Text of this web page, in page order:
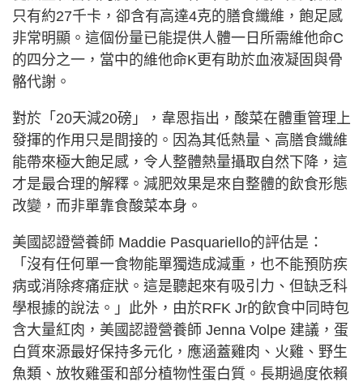
只有約27千卡，卻含有高達4克的膳食纖維，飽足感
非常明顯。這個份量已能提供人體一日所需維他命C
的四分之一，當中的維他命K更有助於血液凝固與骨
骼代謝。
對於「20天減20磅」，韋恩指出，酸菜在體重管理上
發揮的作用只是間接的。因為其低熱量、高膳食纖維
能帶來極大飽足感，令人整體熱量攝取自然下降，這
才是最合理的解釋。減肥效果是來自整體的飲食形態
改變，而非單靠食酸菜本身。
美國認證營養師 Maddie Pasquariello的評估是：
「沒有任何單一食物能單獨造成減重，也不能預防疾
病或消除疼痛症狀。這是聽起來有吸引力、但缺乏科
學根據的說法。」此外，由於RFK Jr的飲食中同時包
含大量紅肉，美國認證營養師 Jenna Volpe 建議，蛋
白質來源最好保持多元化，應涵蓋雞肉、火雞、野生
魚類、放牧雞蛋和部分植物性蛋白質。長期過度依賴